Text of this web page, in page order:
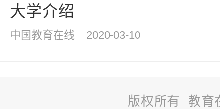
大学介绍
中国教育在线 2020-03-10
版权所有 教育